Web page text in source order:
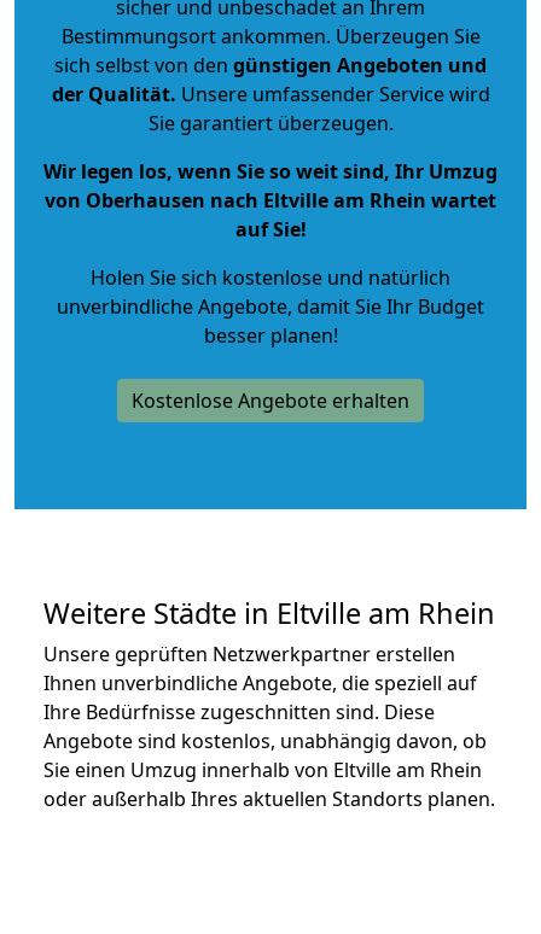
sicher und unbeschadet an Ihrem
Bestimmungsort ankommen. Überzeugen Sie
sich selbst von den günstigen Angeboten und
der Qualität. Unsere umfassender Service wird
Sie garantiert überzeugen.
Wir legen los, wenn Sie so weit sind, Ihr Umzug
von Oberhausen nach Eltville am Rhein wartet
auf Sie!
Holen Sie sich kostenlose und natürlich
unverbindliche Angebote, damit Sie Ihr Budget
besser planen!
Kostenlose Angebote erhalten
Weitere Städte in Eltville am Rhein
Unsere geprüften Netzwerkpartner erstellen
Ihnen unverbindliche Angebote, die speziell auf
Ihre Bedürfnisse zugeschnitten sind. Diese
Angebote sind kostenlos, unabhängig davon, ob
Sie einen Umzug innerhalb von Eltville am Rhein
oder außerhalb Ihres aktuellen Standorts planen.